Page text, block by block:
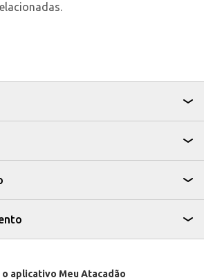
o aplicativo Meu Atacadão